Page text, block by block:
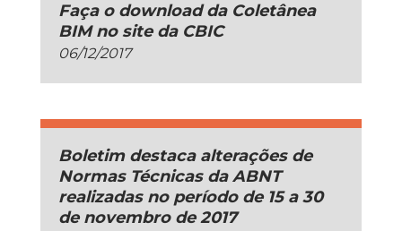
Faça o download da Coletânea
BIM no site da CBIC
06/12/2017
Boletim destaca alterações de
Normas Técnicas da ABNT
realizadas no período de 15 a 30
de novembro de 2017